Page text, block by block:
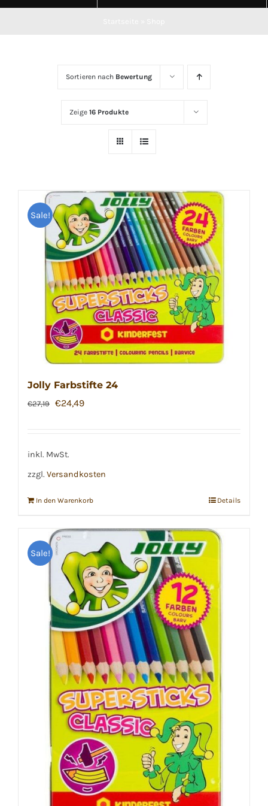
Sortieren nach Bewertung
Zeige 16 Produkte
Sale!
Jolly Farbstifte 24
€27,19 Ursprünglicher
€27,19
€24,49Aktueller
inkl. MwSt.
zzgl. Versandkosten
In den Warenkorb Details
Sale!